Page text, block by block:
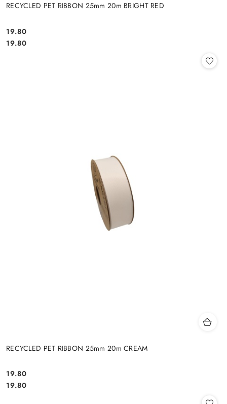
RECYCLED PET RIBBON 25mm 20m BRIGHT RED
Cena:
19.80
Cena:
19.80
RECYCLED PET RIBBON 25mm 20m CREAM
Cena:
19.80
Cena:
19.80